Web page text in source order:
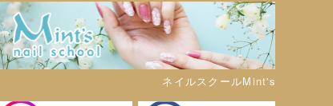
ネイルスクールMint's